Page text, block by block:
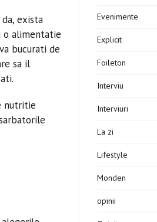
exista
o alimentatie
bucurati de
sa il
nutritie
Evenimente
Explicit
Foileton
Interviu
Interviuri
La zi
Lifestyle
Monden
opinii